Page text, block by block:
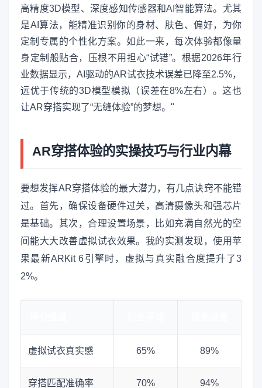
高精度3D模型、深度感知传感器和AI智能算法。尤其
是AI算法，能精准识别你的身材、肤色、偏好，为你
定制专属的个性化方案。如此一来，每次体验都像量
身定制般贴合，压根不用担心“试错”。根据2026年行
业数据显示，AI驱动的AR试衣技术误差已降至2.5%，
远优于传统的3D模型模拟（误差在8%左右）。这也
让AR穿搭实现了“无缝体验”的梦想。"
AR穿搭体验的实操技巧与行业内幕
要想发挥AR穿搭体验的最大潜力，有几点诀窍不能错
过。首先，确保设备硬件过关，高清摄像头和强芯片
是基础。其次，合理设置场景，比如充满自然光的空
间能大大改善虚拟试衣效果。我的实测发现，使用苹
果最新ARKit 6引擎时，虚拟与真实融合度提升了3
2%。
虚拟试衣真实感 65% 89%
穿搭匹配准确率 70% 94%